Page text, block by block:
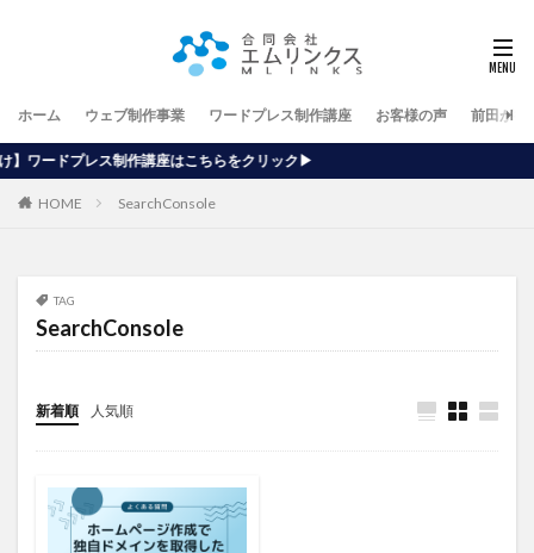
ホーム ウェブ制作事業 ワードプレス制作講座 お客様の声 前田が行
はこちらをクリック▶
HOME SearchConsole
TAG
SearchConsole
新着順 人気順